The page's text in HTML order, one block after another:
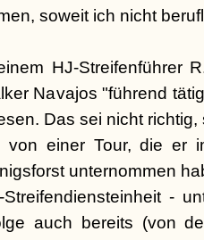
soweit ich nicht
HJ-Streifenführer
Navajos "führend
Das sei nicht
von einer Tour, die er
unternommen
-
auch bereits (von